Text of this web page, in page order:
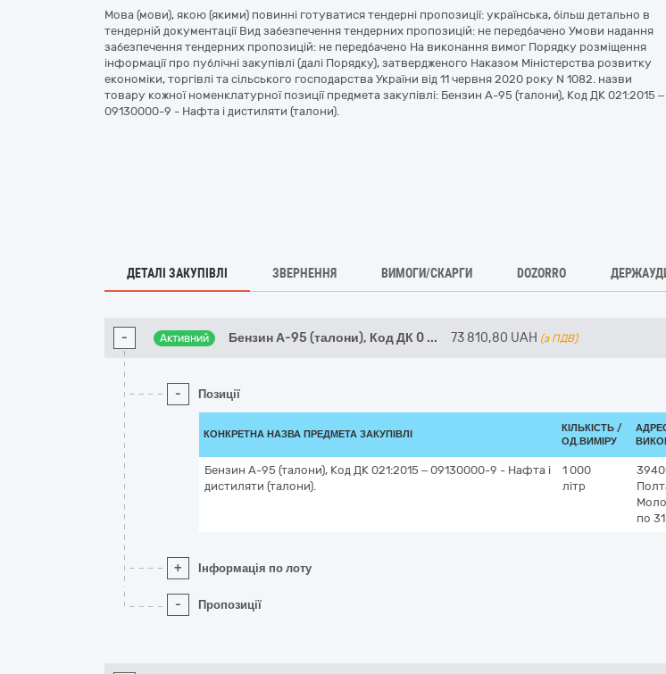
Мова (мови), якою (якими) повинні готуватися тендерні пропозиції: українська, більш детально в
тендерній документації Вид забезпечення тендерних пропозицій: не передбачено Умови надання
забезпечення тендерних пропозицій: не передбачено На виконання вимог Порядку розміщення
інформації про публічні закупівлі (далі Порядку), затвердженого Наказом Міністерства розвитку
економіки, торгівлі та сільського господарства України від 11 червня 2020 року N 1082. назви
товару кожної номенклатурної позиції предмета закупівлі: Бензин А-95 (талони), Код ДК 021:2015 –
09130000-9 - Нафта і дистиляти (талони).
ДЕТАЛІ ЗАКУПІВЛІ ЗВЕРНЕННЯ ВИМОГИ/СКАРГИ DOZORRO
- Активний Бензин А-95 (талони), Код ДК 0 ... 73 810,80 UAH (з ПДВ)
- Позиції
КОНКРЕТНА НАЗВА ПРЕДМЕТА ЗАКУПІВЛІ
КІЛЬКІСТЬ /
ОД.ВИМІРУ
Бензин А-95 (талони), Код ДК 021:2015 – 09130000-9 - Нафта і
дистиляти (талони).
1 000
літр
по
+ Інформація по лоту
- Пропозиції